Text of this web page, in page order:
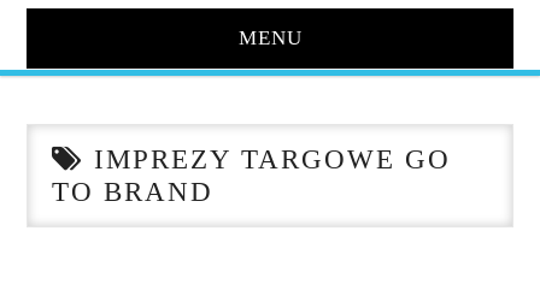
MENU
O NASIMPREZY TARGOWE GO
TO BRAND